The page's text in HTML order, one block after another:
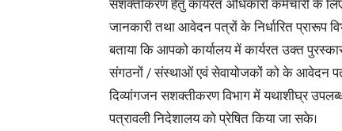
सशक्तीकरण हेतु कार्यरत अधिकारी कर्मचारी के
जानकारी तथा आवेदन पत्रों के निर्धारित
बताया कि आपको कार्यालय में कार्यरत उक्त
संगठनों / संस्थाओं एवं सेवायोजकों को के आवेदन
दिव्यांगजन सशक्तीकरण विभाग में यथाशीघ्र
पत्रावली निदेशालय को प्रेषित किया जा सके।